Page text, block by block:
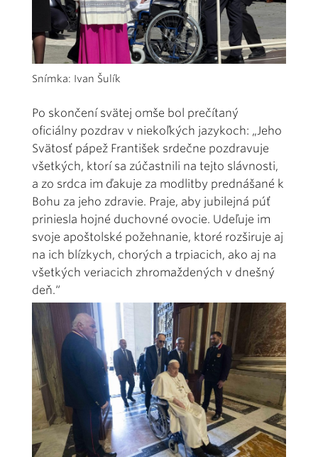
Snímka: Ivan Šulík
Po skončení svätej omše bol prečítaný
oficiálny pozdrav v niekoľkých jazykoch: „Jeho
Svätosť pápež František srdečne pozdravuje
všetkých, ktorí sa zúčastnili na tejto slávnosti,
a zo srdca im ďakuje za modlitby prednášané k
Bohu za jeho zdravie. Praje, aby jubilejná púť
priniesla hojné duchovné ovocie. Udeľuje im
svoje apoštolské požehnanie, ktoré rozširuje aj
na ich blízkych, chorých a trpiacich, ako aj na
všetkých veriacich zhromaždených v dnešný
deň.“